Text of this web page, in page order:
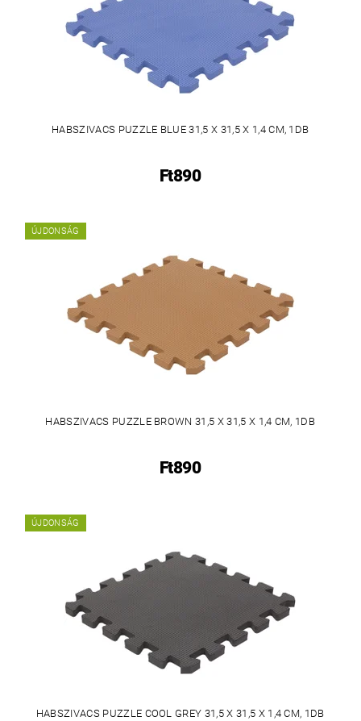
HABSZIVACS PUZZLE BLUE 31,5 X 31,5 X 1,4 CM, 1DB
Ft890
ÚJDONSÁG
HABSZIVACS PUZZLE BROWN 31,5 X 31,5 X 1,4 CM, 1DB
Ft890
ÚJDONSÁG
HABSZIVACS PUZZLE COOL GREY 31,5 X 31,5 X 1,4 CM, 1DB